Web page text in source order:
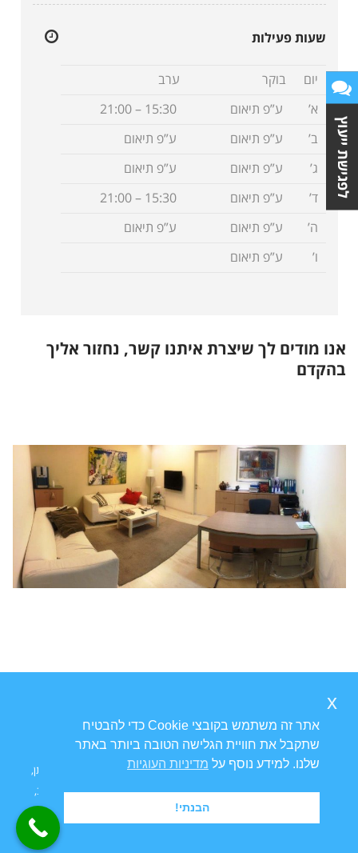
שעות פעילות
יום בוקר
ערב
א’
ע”פ תיאום
15:30 – 21:00
ב’
ע”פ תיאום
ע”פ תיאום
ג’
ע”פ תיאום
ע”פ תיאום
ד’
ע”פ תיאום
15:30 – 21:00
ה’
ע”פ תיאום
ע”פ תיאום
ו’
ע”פ תיאום
אנו מודים לך שיצרת איתנו קשר, נחזור אליך
בהקדם
Ⓒ כל הזכויות שמורות ל פרופ' דוד גורדוןאורוגניקולוג | טיפולי בריחת שתן,
צניחת רחם וטיפולים גניקולוגיים | מרפאת גינקולוגיה ויצמן 14 תל אביב,
6423914.
לפגישת ייעוץ
אתר זה משתמש בקובצי Cookie כדי להבטיח
שתקבל את חוויית הגלישה הטובה ביותר באתר
שלנו. למידע נוסף על מדיניות העוגיות
הבנתי!
x